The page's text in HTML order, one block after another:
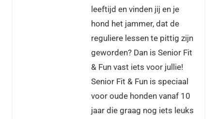
leeftijd en vinden jij en je
hond het jammer, dat de
reguliere lessen te pittig zijn
geworden? Dan is Senior Fit
& Fun vast iets voor jullie!
Senior Fit & Fun is speciaal
voor oude honden vanaf 10
jaar die graag nog iets leuks